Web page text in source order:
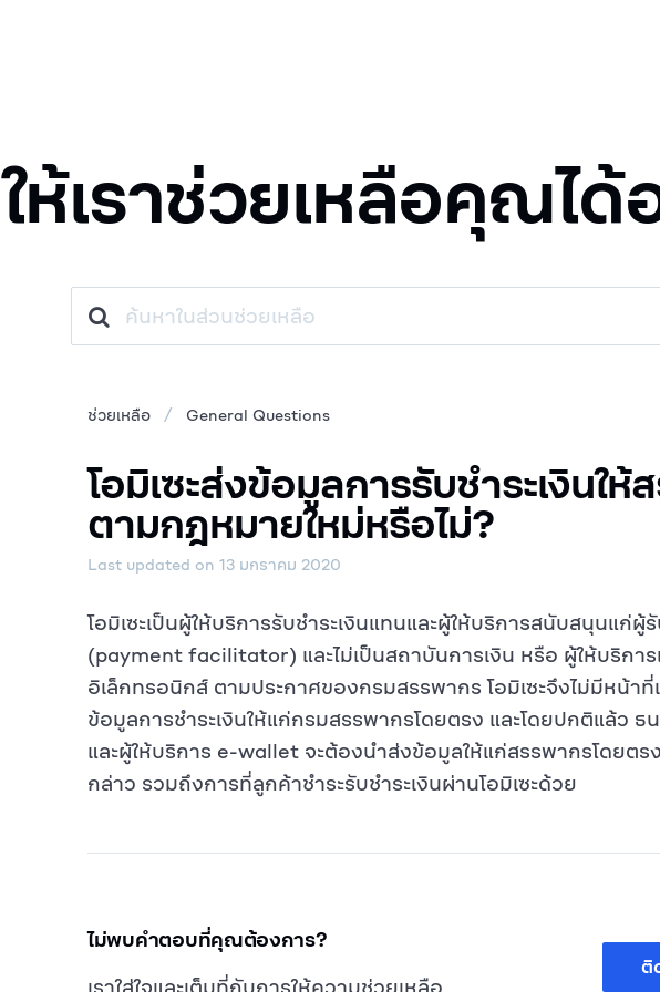
ให้เราช่วยเหลือคุณได้
ช่วยเหลือ General Questions
โอมิเซะส่งข้อมูลการรับชำระเงินให้
ตามกฎหมายใหม่หรือไม่?
Last updated on 13 มกราคม 2020
โอมิเซะเป็นผู้ให้บริการรับชำระเงินแทนและผู้ให้บริการสนับสนุนแก่ผู้
(payment facilitator) และไม่เป็นสถาบันการเงิน หรือ ผู้ให้บริการ
อิเล็กทรอนิกส์ ตามประกาศของกรมสรรพากร โอมิเซะจึงไม่มีหน้าที่
ข้อมูลการชำระเงินให้แก่กรมสรรพากรโดยตรง และโดยปกติแล้ว ธ
และผู้ให้บริการ e-wallet จะต้องนำส่งข้อมูลให้แก่สรรพากรโดยต
กล่าว รวมถึงการที่ลูกค้าชำระรับชำระเงินผ่านโอมิเซะด้วย
ไม่พบคำตอบที่คุณต้องการ?
ติ